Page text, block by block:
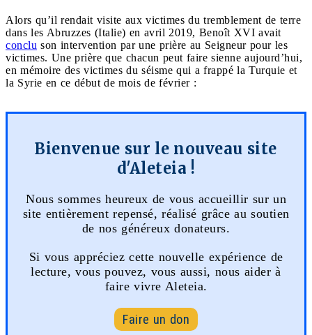
Alors qu’il rendait visite aux victimes du tremblement de terre
dans les Abruzzes (Italie) en avril 2019, Benoît XVI avait
conclu son intervention par une prière au Seigneur pour les
victimes. Une prière que chacun peut faire sienne aujourd’hui,
en mémoire des victimes du séisme qui a frappé la Turquie et
la Syrie en ce début de mois de février :
Bienvenue sur le nouveau site
d'Aleteia !
Nous sommes heureux de vous accueillir sur un
site entièrement repensé, réalisé grâce au soutien
de nos généreux donateurs.
Si vous appréciez cette nouvelle expérience de
lecture, vous pouvez, vous aussi, nous aider à
faire vivre Aleteia.
Faire un don